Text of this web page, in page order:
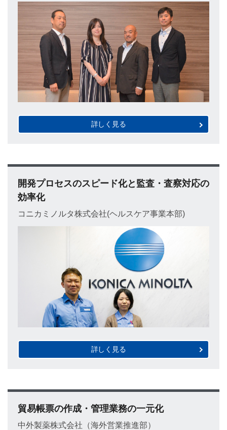
詳しく見る
開発プロセスのスピード化と監査・査察対応の
効率化
コニカミノルタ株式会社(ヘルスケア事業本部)
詳しく見る
貿易帳票の作成・管理業務の一元化
中外製薬株式会社（海外営業推進部）